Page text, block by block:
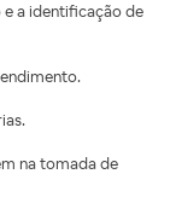
a identificação de
na tomada de